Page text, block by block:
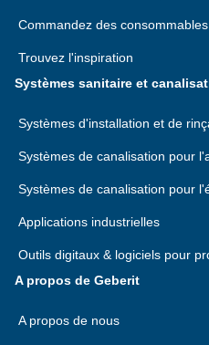
Commandez des consommables
Trouvez l'inspiration
Systèmes sanitaire et
Systèmes d'installation et de
Systèmes de canalisation pour
Systèmes de canalisation pour
Applications industrielles
Outils digitaux & logiciels pour
A propos de Geberit
A propos de nous